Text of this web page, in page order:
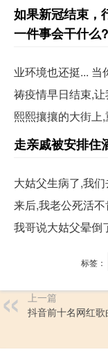
如果新冠结束，
一件事会干什么?
业环境也还挺...
祷疫情早日结束,
熙熙攘攘的大街上,
走亲戚被安排住
大姑父生病了,我
来后,我老公死活
我哥说大姑父晕倒
标签：
上一篇
抖音前十名网红歌